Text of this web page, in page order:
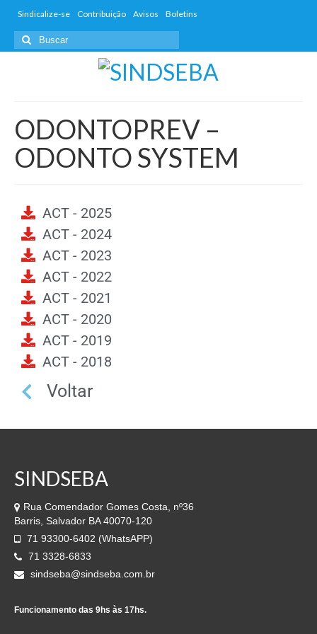
Sindicalize-se Contribuição Avisos Boletins
ODONTOPREV –
ODONTO SYSTEM
ACT - 2025
ACT - 2024
ACT - 2023
ACT - 2022
ACT - 2021
ACT - 2020
ACT - 2019
ACT - 2018
Voltar
SINDSEBA
Rua Comendador Gomes Costa, nº36
Barris, Salvador BA 40070-120
71 93300-6402 (WhatsAPP)
71 3328-6833
sindseba@sindseba.com.br
Funcionamento das 9hs às 17hs.